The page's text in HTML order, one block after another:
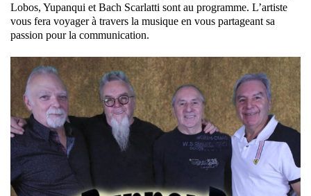
Lobos, Yupanqui et Bach Scarlatti sont au programme. L’artiste
vous fera voyager à travers la musique en vous partageant sa
passion pour la communication.